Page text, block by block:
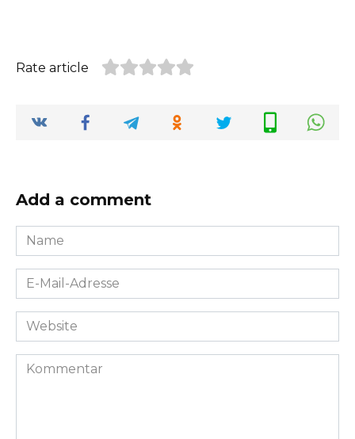
Rate article
Add a comment
Name
*
E-
Mail-
Adresse
Website
Kommentar